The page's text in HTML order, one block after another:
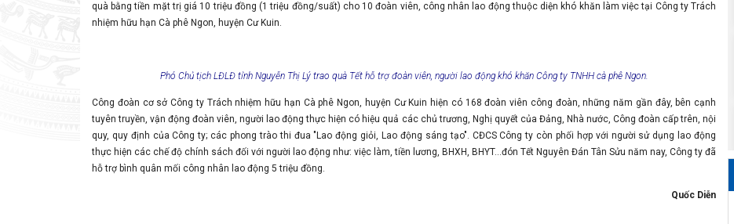
quà bằng tiền mặt trị giá 10 triệu đồng (1 triệu đồng/suất) cho 10 đoàn viên, công nhân lao động thuộc diện khó khăn làm việc tại Công ty Trách
nhiệm hữu hạn Cà phê Ngon, huyện Cư Kuin.
Phó Chủ tịch LĐLĐ tỉnh Nguyễn Thị Lý trao quà Tết hỗ trợ đoàn viên, người lao động khó khăn Công ty TNHH cà phê Ngon.
Công đoàn cơ sở Công ty Trách nhiệm hữu hạn Cà phê Ngon, huyện Cư Kuin hiện có 168 đoàn viên công đoàn, những năm gần đây, bên cạnh
tuyên truyền, vận động đoàn viên, người lao động thực hiện có hiệu quả các chủ trương, Nghị quyết của Đảng, Nhà nước, Công đoàn cấp trên, nội
quy, quy định của Công ty; các phong trào thi đua "Lao động giỏi, Lao động sáng tạo". CĐCS Công ty còn phối hợp với người sử dụng lao động
thực hiện các chế độ chính sách đối với người lao động như: việc làm, tiền lương, BHXH, BHYT…đón Tết Nguyên Đán Tân Sửu năm nay, Công ty đã
hỗ trợ bình quân mối công nhân lao động 5 triệu đồng.
Quốc Diễn